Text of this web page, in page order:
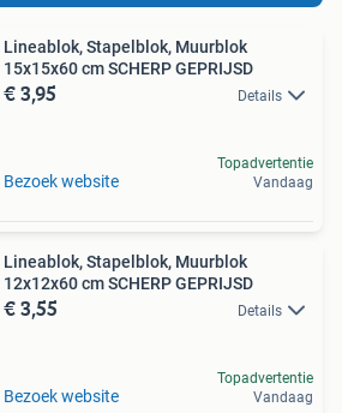
Lineablok, Stapelblok, Muurblok
15x15x60 cm SCHERP GEPRIJSD
€ 3,95 Details
Bezoek website
Topadvertentie
Vandaag
Lineablok, Stapelblok, Muurblok
12x12x60 cm SCHERP GEPRIJSD
€ 3,55 Details
Bezoek website
Topadvertentie
Vandaag